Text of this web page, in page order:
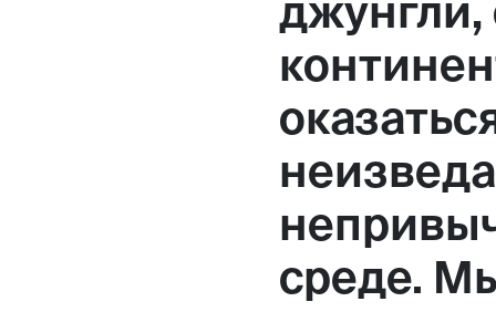
Большая
вход 10, 3 этаж, КП «Дизайн
джунгли,
среде.